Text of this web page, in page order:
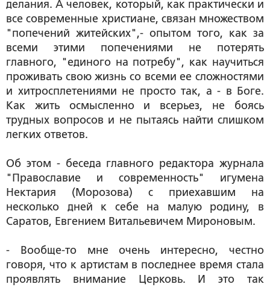
делания. А человек, который, как практически и
все современные христиане, связан множеством
"попечений житейских",- опытом того, как за
всеми этими попечениями не потерять
главного, "единого на потребу", как научиться
проживать свою жизнь со всеми ее сложностями
и хитросплетениями не просто так, а - в Боге.
Как жить осмысленно и всерьез, не боясь
трудных вопросов и не пытаясь найти слишком
легких ответов.
Об этом - беседа главного редактора журнала
"Православие и современность" игумена
Нектария (Морозова) с приехавшим на
несколько дней к себе на малую родину, в
Саратов, Евгением Витальевичем Мироновым.
- Вообще-то мне очень интересно, честно
говоря, что к артистам в последнее время стала
проявлять внимание Церковь. И это так